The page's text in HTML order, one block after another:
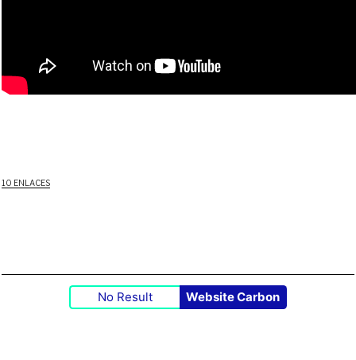
10 ENLACES
No Result Website Carbon